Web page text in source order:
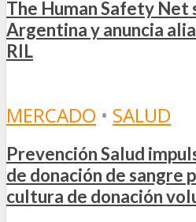
The Human Safety Net
Argentina y anuncia
RIL
MERCADO • SALUD
Prevención Salud
de donación de sangre
cultura de donación